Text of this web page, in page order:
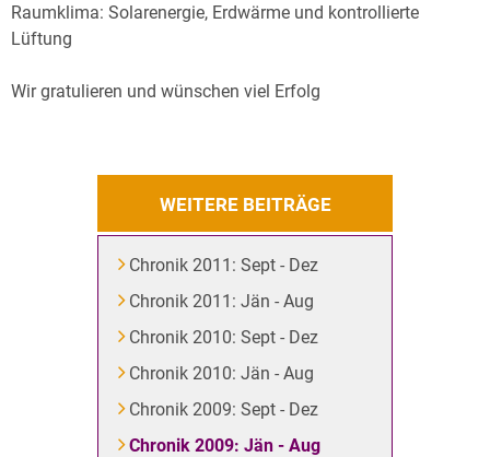
Raumklima: Solarenergie, Erdwärme und kontrollierte
Lüftung
Wir gratulieren und wünschen viel Erfolg
WEITERE BEITRÄGE
Chronik 2011: Sept - Dez
Chronik 2011: Jän - Aug
Chronik 2010: Sept - Dez
Chronik 2010: Jän - Aug
Chronik 2009: Sept - Dez
Chronik 2009: Jän - Aug